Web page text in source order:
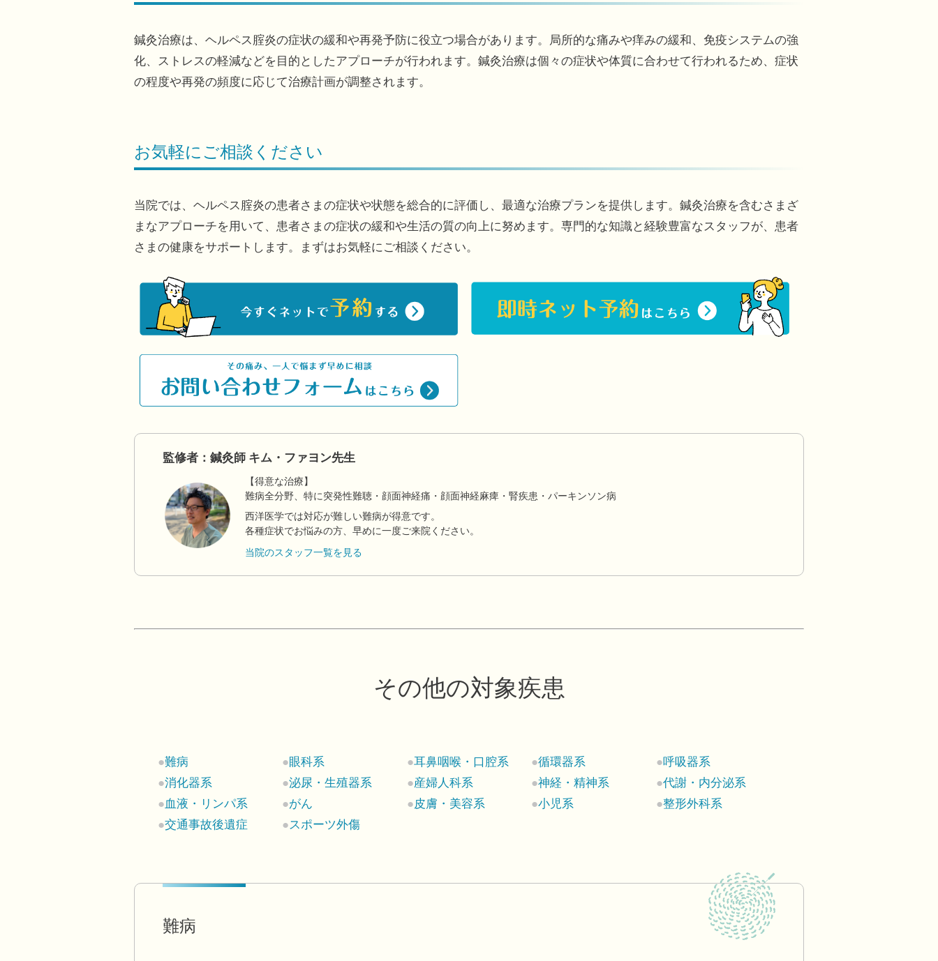
鍼灸治療は、ヘルペス腟炎の症状の緩和や再発予防に役立つ場合があります。局所的な痛みや痒みの緩和、免疫システムの強
化、ストレスの軽減などを目的としたアプローチが行われます。鍼灸治療は個々の症状や体質に合わせて行われるため、症状
の程度や再発の頻度に応じて治療計画が調整されます。
お気軽にご相談ください
当院では、ヘルペス腟炎の患者さまの症状や状態を総合的に評価し、最適な治療プランを提供します。鍼灸治療を含むさまざ
まなアプローチを用いて、患者さまの症状の緩和や生活の質の向上に努めます。専門的な知識と経験豊富なスタッフが、患者
さまの健康をサポートします。まずはお気軽にご相談ください。
監修者：鍼灸師 キム・ファヨン先生
【得意な治療】
難病全分野、特に突発性難聴・顔面神経痛・顔面神経麻痺・腎疾患・パーキンソン病
西洋医学では対応が難しい難病が得意です。
各種症状でお悩みの方、早めに一度ご来院ください。
当院のスタッフ一覧を見る
その他の対象疾患
難病 眼科系 耳鼻咽喉・口腔系 循環器系
呼吸器系
消化器系
泌尿・生殖器系 産婦人科系 神経・精神系
代謝・内分泌系
血液・リンパ系
がん 皮膚・美容系 小児系
整形外科系
交通事故後遺症
スポーツ外傷
難病